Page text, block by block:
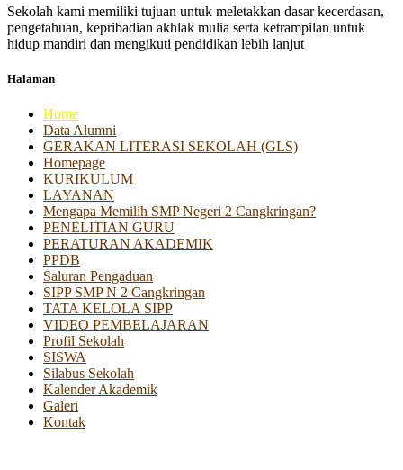
Sekolah kami memiliki tujuan untuk meletakkan dasar kecerdasan,
pengetahuan, kepribadian akhlak mulia serta ketrampilan untuk
hidup mandiri dan mengikuti pendidikan lebih lanjut
Halaman
Home
Data Alumni
GERAKAN LITERASI SEKOLAH (GLS)
Homepage
KURIKULUM
LAYANAN
Mengapa Memilih SMP Negeri 2 Cangkringan?
PENELITIAN GURU
PERATURAN AKADEMIK
PPDB
Saluran Pengaduan
SIPP SMP N 2 Cangkringan
TATA KELOLA SIPP
VIDEO PEMBELAJARAN
Profil Sekolah
SISWA
Silabus Sekolah
Kalender Akademik
Galeri
Kontak